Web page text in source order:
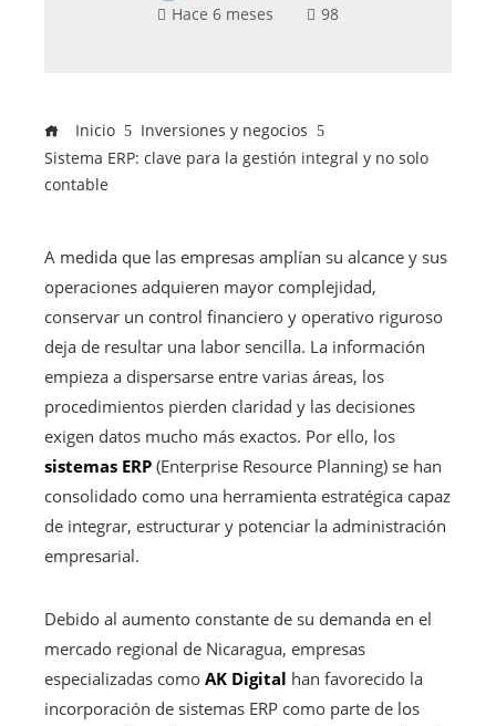
Hace 6 meses
98
Inicio
Inversiones y negocios
Sistema ERP: clave para la gestión integral y no solo
contable
A medida que las empresas amplían su alcance y sus
operaciones adquieren mayor complejidad,
conservar un control financiero y operativo riguroso
deja de resultar una labor sencilla. La información
empieza a dispersarse entre varias áreas, los
procedimientos pierden claridad y las decisiones
exigen datos mucho más exactos. Por ello, los
sistemas ERP (Enterprise Resource Planning) se han
consolidado como una herramienta estratégica capaz
de integrar, estructurar y potenciar la administración
empresarial.
Debido al aumento constante de su demanda en el
mercado regional de Nicaragua, empresas
especializadas como AK Digital han favorecido la
incorporación de sistemas ERP como parte de los